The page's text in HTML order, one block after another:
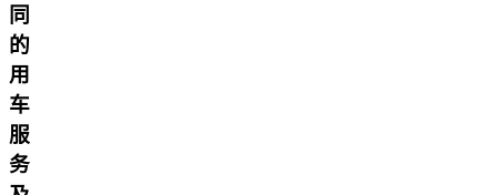
同
的
用
车
服
务